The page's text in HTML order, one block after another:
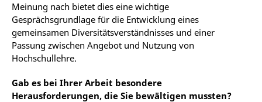
Meinung nach bietet dies eine wichtige
Gesprächsgrundlage für die Entwicklung eines
gemeinsamen Diversitätsverständnisses und einer
Passung zwischen Angebot und Nutzung von
Hochschullehre.
Gab es bei Ihrer Arbeit besondere
Herausforderungen, die Sie bewältigen mussten?